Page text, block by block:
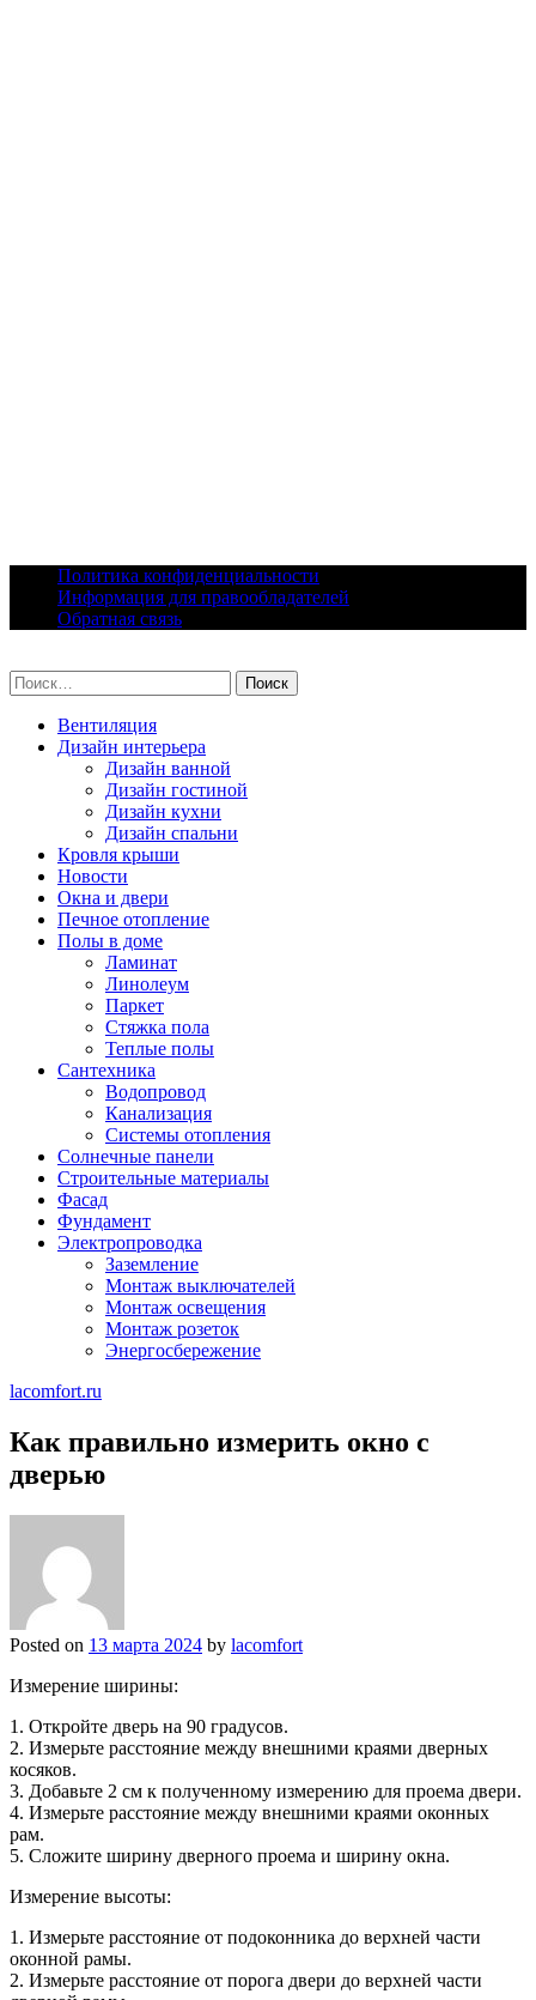
content
Политика конфиденциальности
Информация для правообладателей
Обратная связь
Найти:
Вентиляция
Дизайн интерьера
Дизайн ванной
Дизайн гостиной
Дизайн кухни
Дизайн спальни
Кровля крыши
Новости
Окна и двери
Печное отопление
Полы в доме
Ламинат
Линолеум
Паркет
Стяжка пола
Теплые полы
Сантехника
Водопровод
Канализация
Системы отопления
Солнечные панели
Строительные материалы
Фасад
Фундамент
Электропроводка
Заземление
Монтаж выключателей
Монтаж освещения
Монтаж розеток
Энергосбережение
lacomfort.ru
Как правильно измерить окно с
дверью
Posted on 13 марта 2024 by lacomfort
Измерение ширины:
1. Откройте дверь на 90 градусов.
2. Измерьте расстояние между внешними краями дверных
косяков.
3. Добавьте 2 см к полученному измерению для проема двери.
4. Измерьте расстояние между внешними краями оконных
рам.
5. Сложите ширину дверного проема и ширину окна.
Измерение высоты:
1. Измерьте расстояние от подоконника до верхней части
оконной рамы.
2. Измерьте расстояние от порога двери до верхней части